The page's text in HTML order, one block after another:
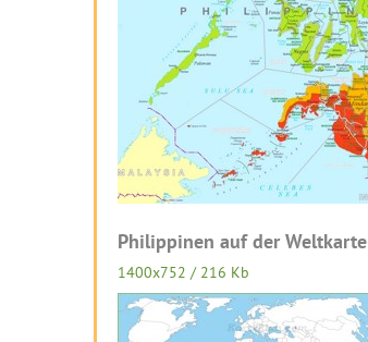
Philippinen auf der Weltkarte
1400x752 / 216 Kb